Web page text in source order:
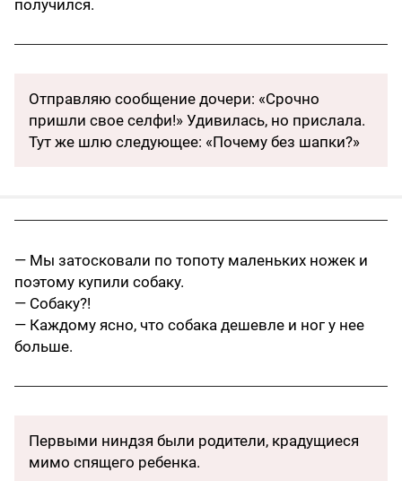
получился.
Отправляю сообщение дочери: «Срочно
пришли свое селфи!» Удивилась, но прислала.
Тут же шлю следующее: «Почему без шапки?»
— Мы затосковали по топоту маленьких ножек и
поэтому купили собаку.
— Собаку?!
— Каждому ясно, что собака дешевле и ног у нее
больше.
Первыми ниндзя были родители, крадущиеся
мимо спящего ребенка.